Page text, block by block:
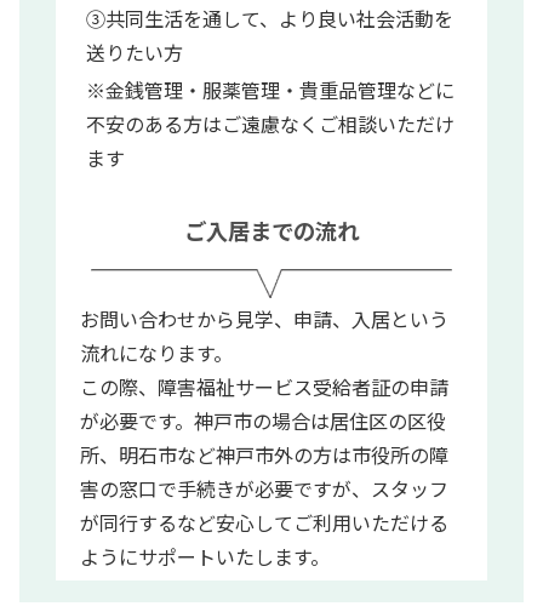
③共同生活を通して、より良い社会活動を
送りたい方
※金銭管理・服薬管理・貴重品管理などに
不安のある方はご遠慮なくご相談いただけ
ます
ご入居までの流れ
お問い合わせから見学、申請、入居という
流れになります。
この際、障害福祉サービス受給者証の申請
が必要です。神戸市の場合は居住区の区役
所、明石市など神戸市外の方は市役所の障
害の窓口で手続きが必要ですが、スタッフ
が同行するなど安心してご利用いただける
ようにサポートいたします。